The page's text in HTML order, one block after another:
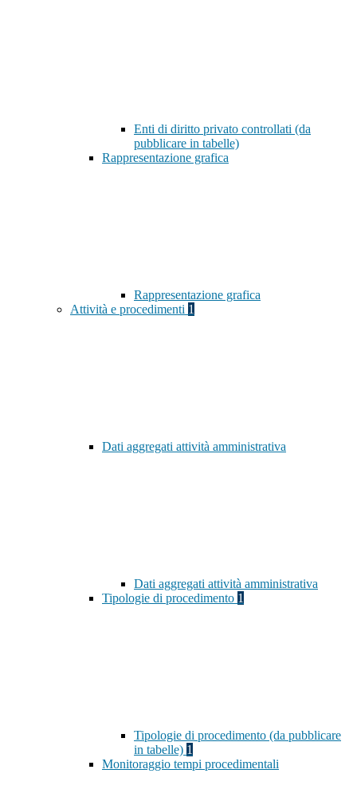
Enti di diritto privato controllati (da
pubblicare in tabelle)
Rappresentazione grafica
Rappresentazione grafica
Attività e procedimenti 1
Dati aggregati attività amministrativa
Dati aggregati attività amministrativa
Tipologie di procedimento 1
Tipologie di procedimento (da pubblicare
in tabelle) 1
Monitoraggio tempi procedimentali